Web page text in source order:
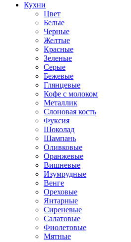
Кухни
Цвет
Белые
Черные
Желтые
Красные
Зеленые
Серые
Бежевые
Глянцевые
Кофе с молоком
Металлик
Слоновая кость
Фуксия
Шоколад
Шампань
Оливковые
Оранжевые
Вишневые
Изумрудные
Венге
Ореховые
Янтарные
Сиреневые
Салатовые
Фиолетовые
Мятные